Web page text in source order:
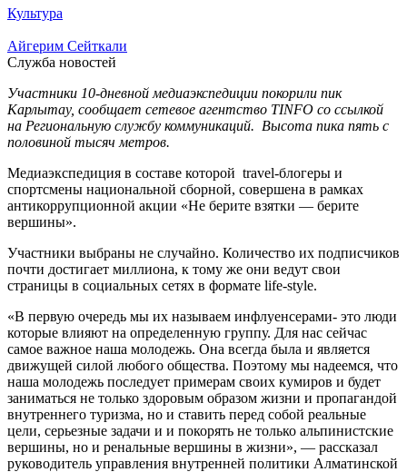
Культура
Айгерим Сейткали
Служба новостей
Участники 10-дневной медиаэкспедиции покорили пик
Карлытау, сообщает сетевое агентство TINFO со ссылкой
на Региональную службу коммуникаций. Высота пика пять с
половиной тысяч метров.
Медиаэкспедиция в составе которой travel-блогеры и
спортсмены национальной сборной, совершена в рамках
антикоррупционной акции «Не берите взятки — берите
вершины».
Участники выбраны не случайно. Количество их подписчиков
почти достигает миллиона, к тому же они ведут свои
страницы в социальных сетях в формате life-style.
«В первую очередь мы их называем инфлуенсерами- это люди
которые влияют на определенную группу. Для нас сейчас
самое важное наша молодежь. Она всегда была и является
движущей силой любого общества. Поэтому мы надеемся, что
наша молодежь последует примерам своих кумиров и будет
заниматься не только здоровым образом жизни и пропагандой
внутреннего туризма, но и ставить перед собой реальные
цели, серьезные задачи и и покорять не только альпинистские
вершины, но и ренальные вершины в жизни», — рассказал
руководитель управления внутренней политики Алматинской